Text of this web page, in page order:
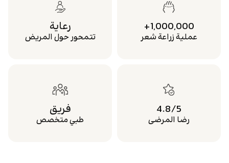
1,000,000+
عملية زراعة شعر
رعاية
تتمحور حول المريض
4.8/5
رضا المرضى
فريق
طبي متخصص